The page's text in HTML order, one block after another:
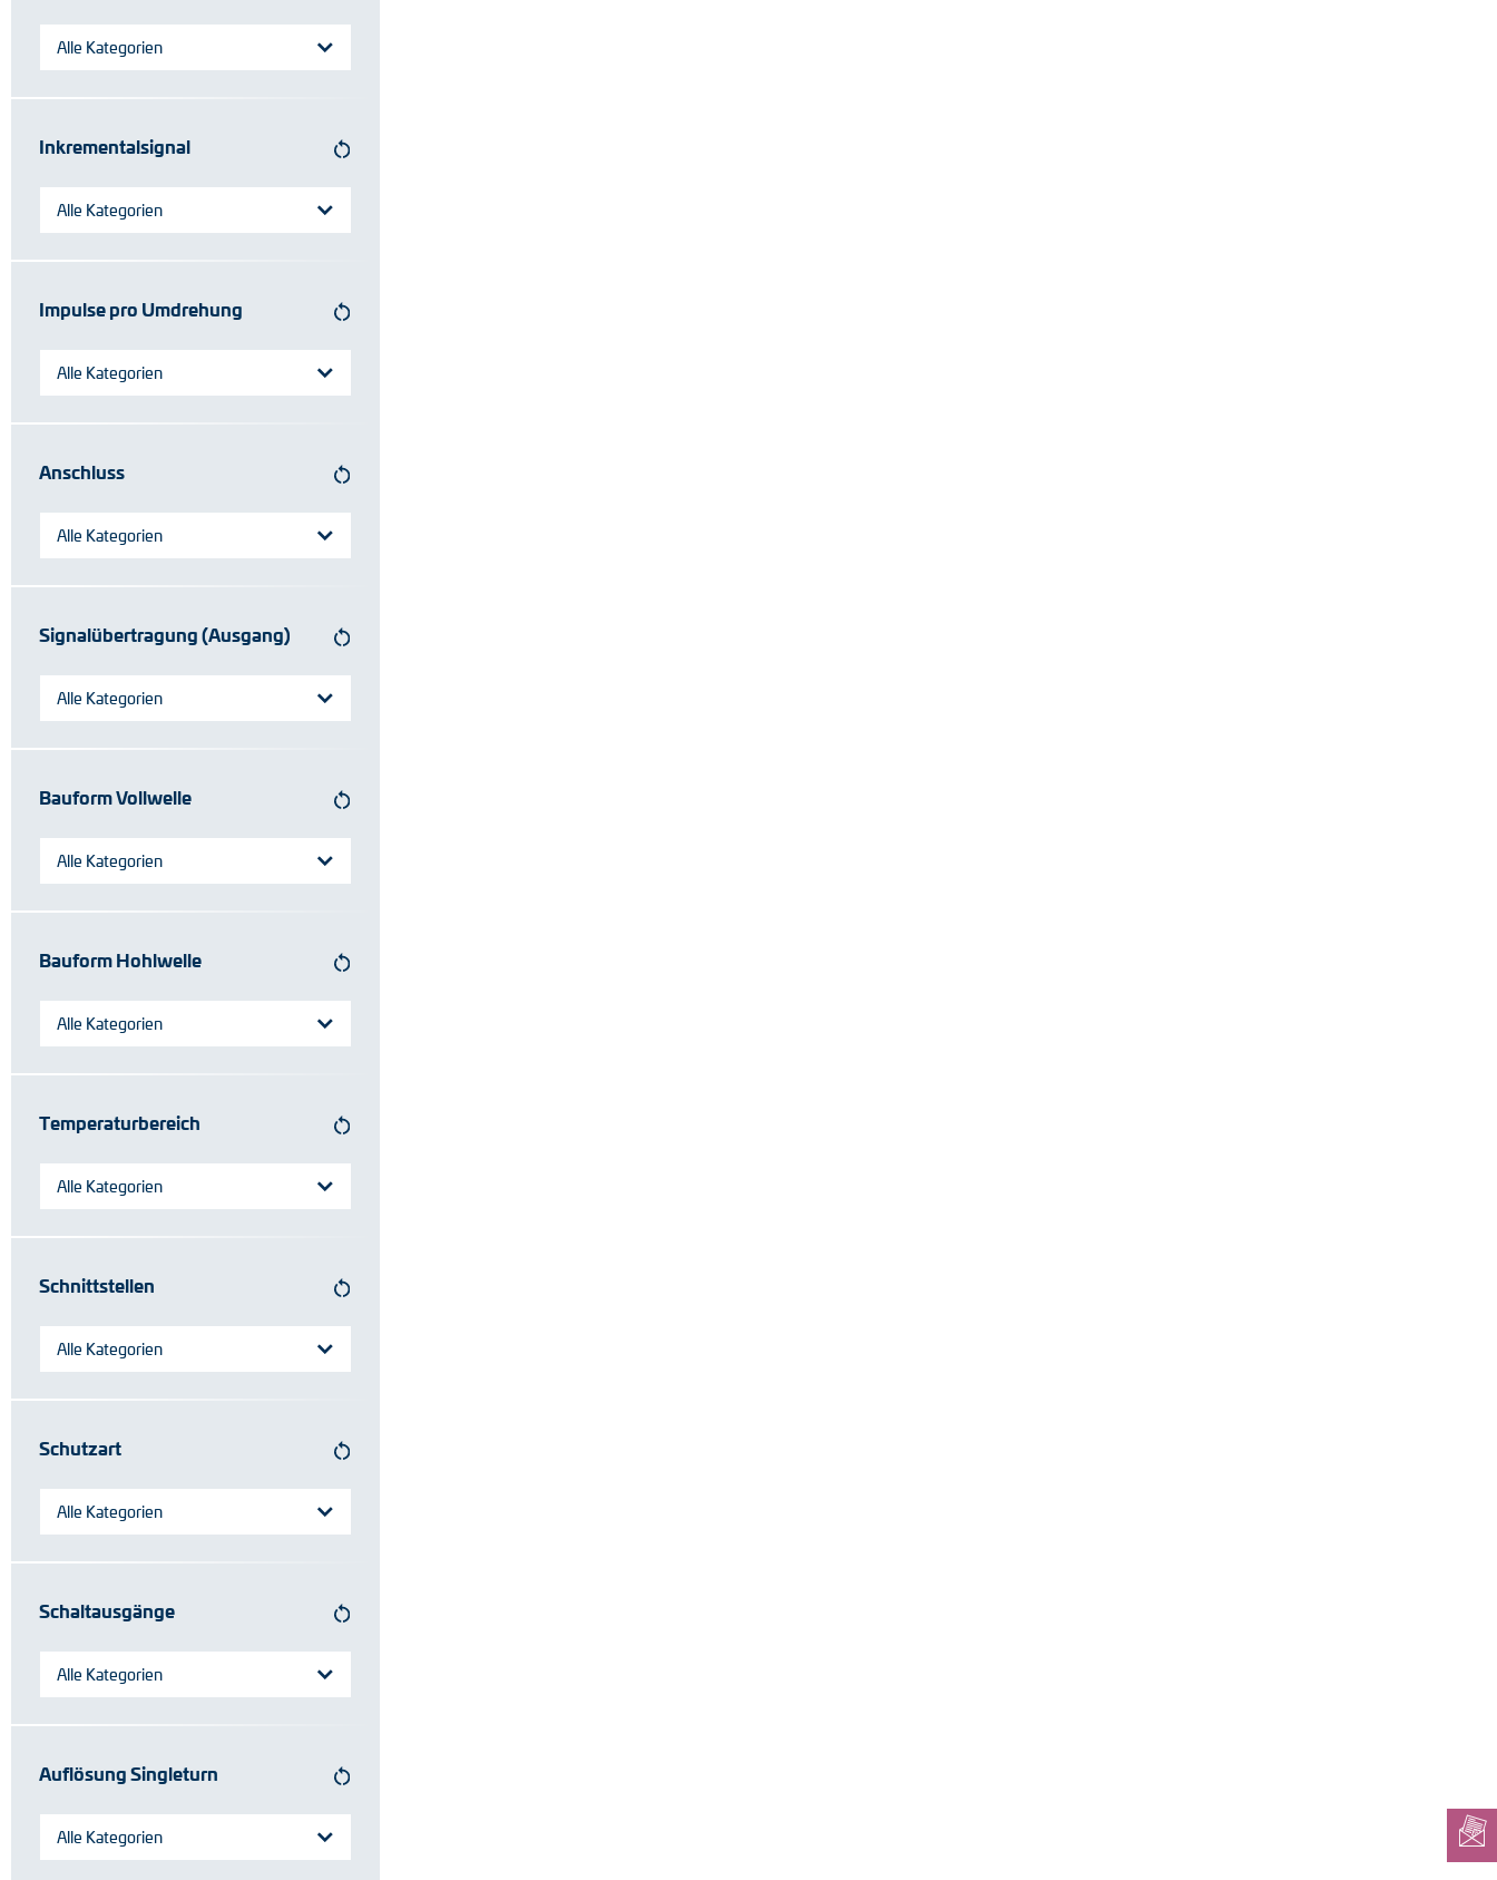
Positionsschalter
Alle Kategorien
Inkrementalsignal
Alle Kategorien
Impulse pro Umdrehung
Alle Kategorien
Anschluss
Alle Kategorien
Signalübertragung (Ausgang)
Alle Kategorien
Bauform Vollwelle
Alle Kategorien
Bauform Hohlwelle
Alle Kategorien
Temperaturbereich
Alle Kategorien
Schnittstellen
Alle Kategorien
Schutzart
Alle Kategorien
Schaltausgänge
Alle Kategorien
Auflösung Singleturn
Alle Kategorien